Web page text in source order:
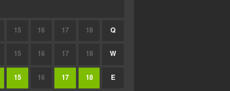
15 16 17 18 Q
15 16 17 18 W
15 16 17 18 E